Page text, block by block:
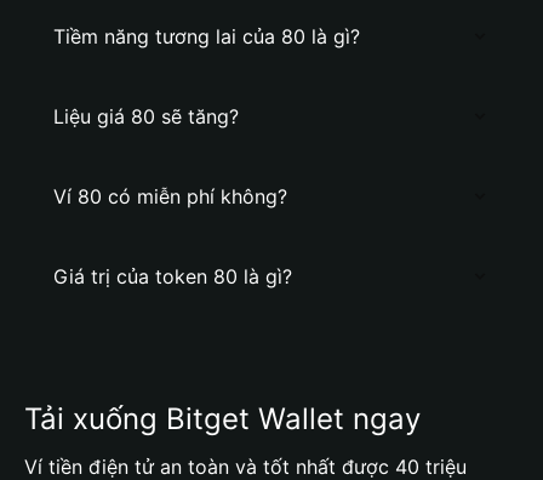
Tiềm năng tương lai của 80 là gì?
Liệu giá 80 sẽ tăng?
Ví 80 có miễn phí không?
Giá trị của token 80 là gì?
Tải xuống Bitget Wallet ngay
Ví tiền điện tử an toàn và tốt nhất được 40 triệu